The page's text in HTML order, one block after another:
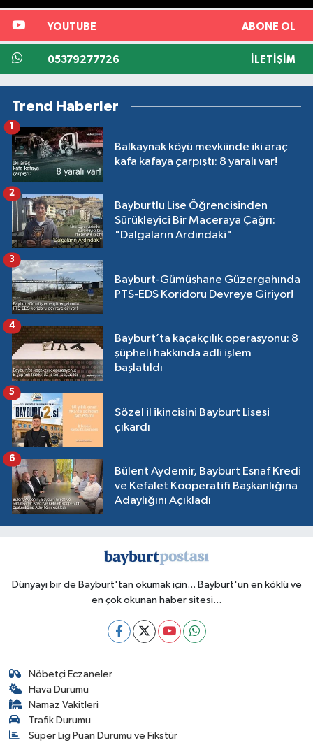
YOUTUBE ABONE OL
05379277726 İLETIŞIM
Trend Haberler
Balkaynak köyü mevkiinde iki araç
kafa kafaya çarpıştı: 8 yaralı var!
1
Bayburtlu Lise Öğrencisinden
Sürükleyici Bir Maceraya Çağrı:
"Dalgaların Ardındaki"
2
Bayburt-Gümüşhane Güzergahında
PTS-EDS Koridoru Devreye Giriyor!
3
Bayburt’ta kaçakçılık operasyonu: 8
şüpheli hakkında adli işlem
başlatıldı
4
Sözel il ikincisini Bayburt Lisesi
çıkardı
5
Bülent Aydemir, Bayburt Esnaf Kredi
ve Kefalet Kooperatifi Başkanlığına
Adaylığını Açıkladı
6
Dünyayı bir de Bayburt'tan okumak için... Bayburt'un en köklü ve
en çok okunan haber sitesi...
Nöbetçi Eczaneler
Hava Durumu
Namaz Vakitleri
Trafik Durumu
Süper Lig Puan Durumu ve Fikstür